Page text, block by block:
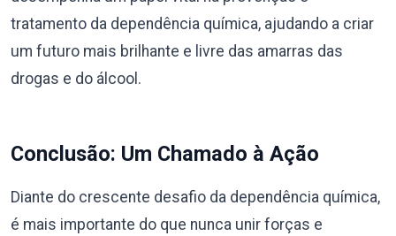
tratamento da dependência química, ajudando a criar
um futuro mais brilhante e livre das amarras das
drogas e do álcool.
Conclusão: Um Chamado à Ação
Diante do crescente desafio da dependência química,
é mais importante do que nunca unir forças e